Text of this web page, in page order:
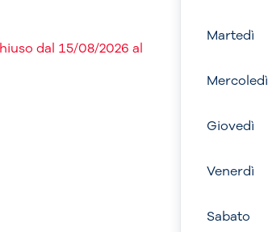
dal 15/08/2026 al
Martedì
Mercoledì
Giovedì
Venerdì
Sabato